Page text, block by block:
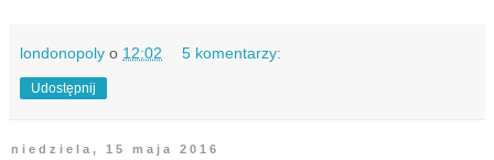
londonopoly o 12:02 5 komentarzy:
Udostępnij
niedziela, 15 maja 2016